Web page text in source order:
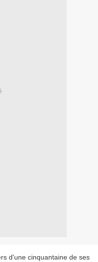
d'une cinquantaine de ses